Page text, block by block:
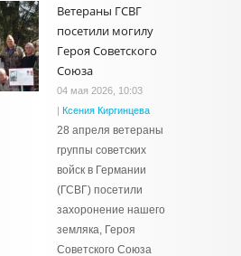
Ветераны ГСВГ
посетили могилу
Героя Советского
Союза
04 мая 2026, 10:03
| Ксения Киргинцева
28 апреля ветераны
группы советских
войск в Германии
(ГСВГ) посетили
захоронение нашего
земляка, Героя
Советского Союза